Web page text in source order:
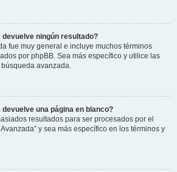
ningún resultado?
fue muy general e incluye muchos términos
por phpBB. Sea más específico y utilice las
avanzada.
una página en blanco?
resultados para ser procesados por el
y sea más específico en los términos y